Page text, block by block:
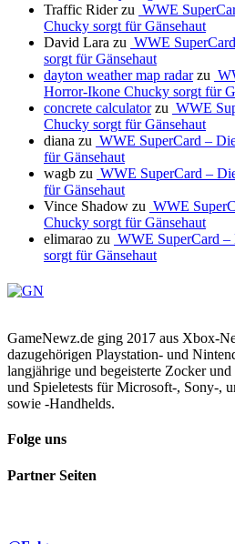
Traffic Riderzu WWE
Chucky sorgt für Gänsehaut
David Lara zu WWE
sorgt für Gänsehaut
dayton weather map radarzu
Horror-Ikone Chucky sorgt für
concrete calculatorzu WWE
Chucky sorgt für Gänsehaut
diana zu WWE SuperCard –
für Gänsehaut
wagb zu WWE SuperCard –
für Gänsehaut
Vince Shadow zu WWE
Chucky sorgt für Gänsehaut
elimarao zu WWE SuperCard
sorgt für Gänsehaut
GameNewz.de ging 2017 aus Xbox-
dazugehörigen Playstation- und
langjährige und begeisterte Zocker
und Spieletests für Microsoft-, Sony-,
sowie -Handhelds.
Folge uns
Partner Seiten